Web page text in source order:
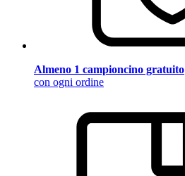
Almeno 1 campioncino gratuito
con ogni ordine